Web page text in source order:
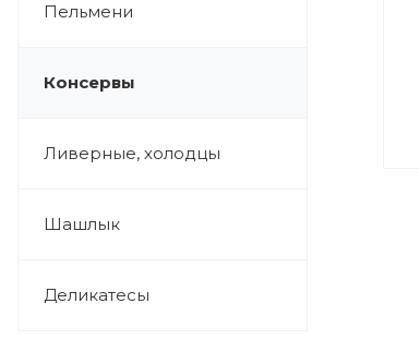
Пельмени
Консервы
Ливерные, холодцы
Шашлык
Деликатесы